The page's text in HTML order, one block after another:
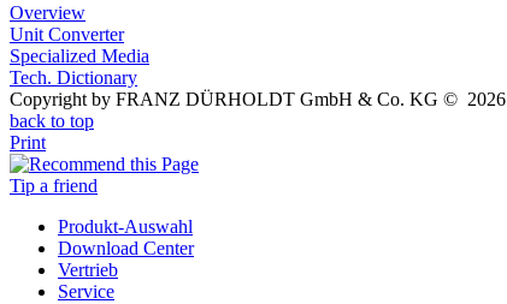
Overview
Unit Converter
Specialized Media
Tech. Dictionary
Copyright by FRANZ DÜRHOLDT GmbH & Co. KG © 2026
back to top
Print
Tip a friend
Produkt-Auswahl
Download Center
Vertrieb
Service